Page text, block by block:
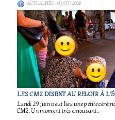
ACTUALITÉS- 03/07/2026
LES CM2 DISENT AU REVOIR À
Lundi 29 juin a eut lieu une petite
CM2. Un moment très émouvant..